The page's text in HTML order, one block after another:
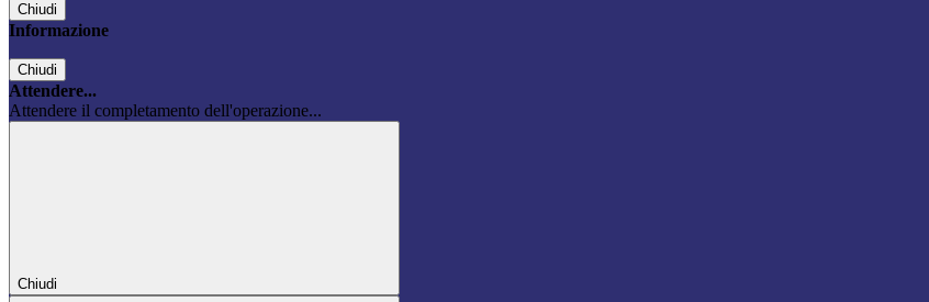
Chiudi
Informazione
Chiudi
Attendere...
Attendere il completamento dell'operazione...
Chiudi